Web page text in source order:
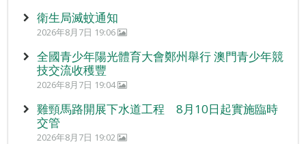
衛生局滅蚊通知
2026年8月7日 19:06
全國青少年陽光體育大會鄭州舉行 澳門青少年競
技交流收穫豐
2026年8月7日 19:04
雞頸馬路開展下水道工程 8月10日起實施臨時
交管
2026年8月7日 19:02